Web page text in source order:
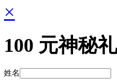
×
100 元神秘
姓名